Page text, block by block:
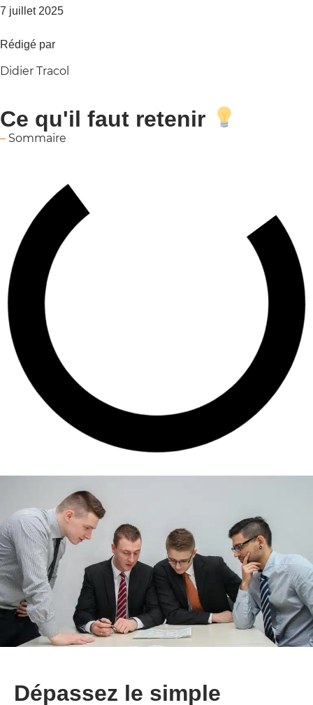
7 juillet 2025
Rédigé par
Didier Tracol
Ce qu'il faut retenir
– Sommaire
Dépassez le simple